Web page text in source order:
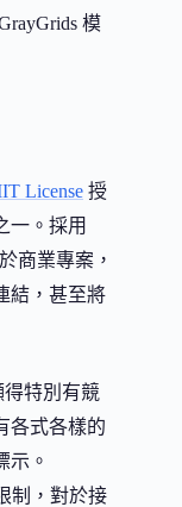
模
License 授
一。採用
商業專案，
結，甚至將
得特別有競
各式各樣的
示。
制，對於接